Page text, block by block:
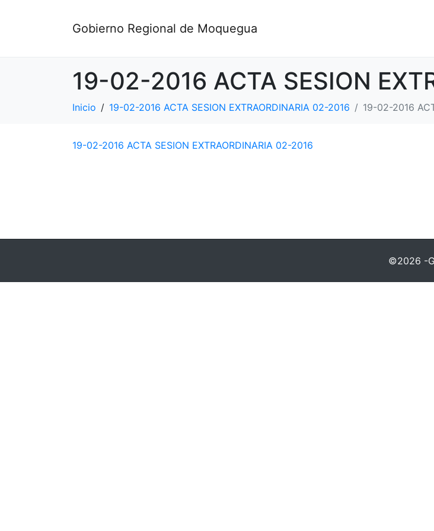
Gobierno Regional de Moquegua
19-02-2016 ACTA SESION
Inicio 19-02-2016 ACTA SESION EXTRAORDINARIA 02-2016 19-02-2016
19-02-2016 ACTA SESION EXTRAORDINARIA 02-2016
©2026 -